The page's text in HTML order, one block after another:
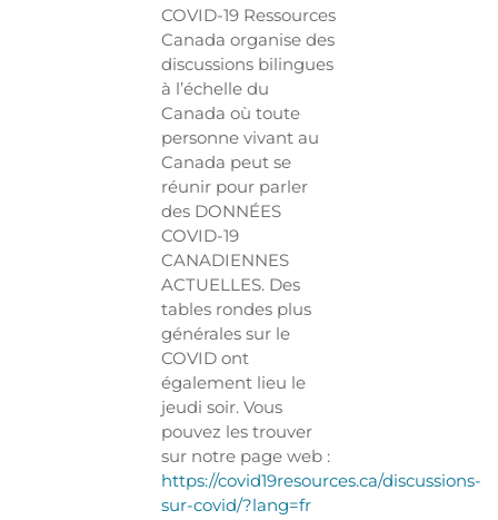
COVID-19 Ressources
Canada organise des
discussions bilingues
à l’échelle du
Canada où toute
personne vivant au
Canada peut se
réunir pour parler
des DONNÉES
COVID-19
CANADIENNES
ACTUELLES. Des
tables rondes plus
générales sur le
COVID ont
également lieu le
jeudi soir. Vous
pouvez les trouver
sur notre page web :
https://covid19resources.ca/discussions-
sur-covid/?lang=fr